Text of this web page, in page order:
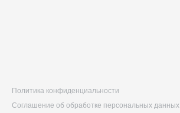
Политика конфиденциальности
Соглашение об обработке персональных данных